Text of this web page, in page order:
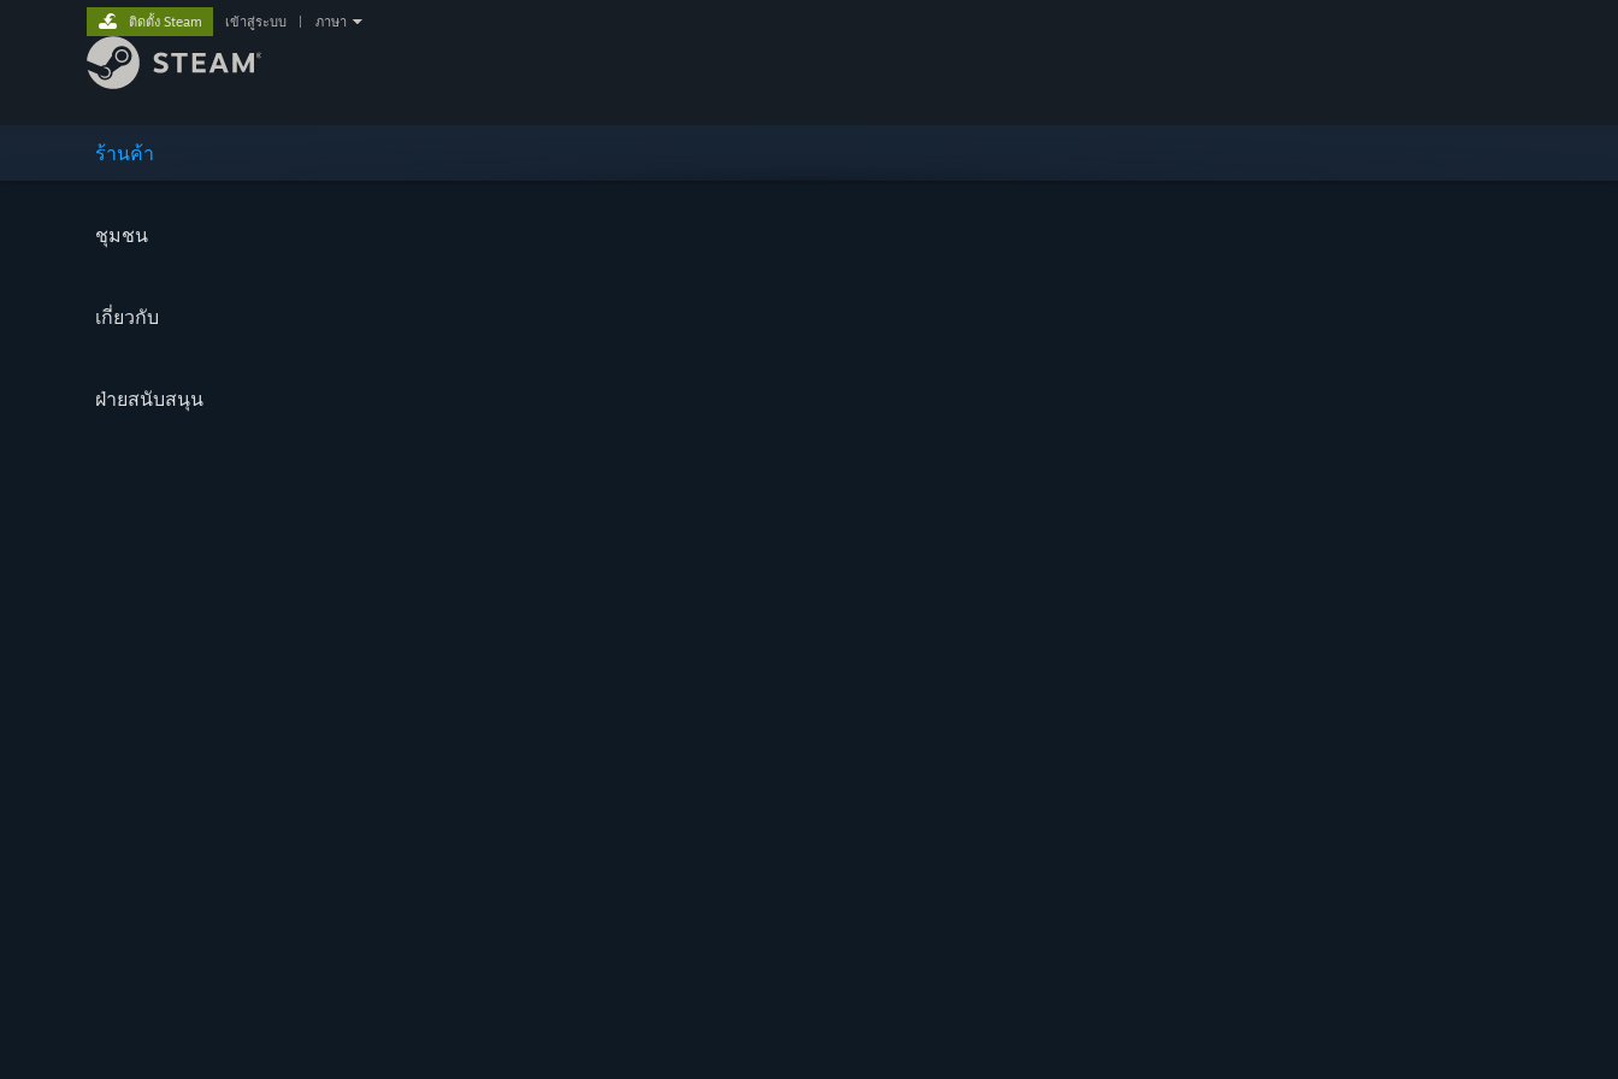
ร้านค้า
ชุมชน
เกี่ยวกับ
ฝ่ายสนับสนุน
ติดตั้ง Steam เข้าสู่ระบบ ภาษา